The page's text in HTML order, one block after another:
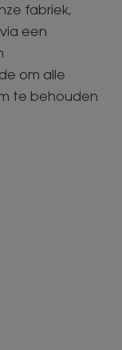
fabriek,
een
om alle
te behouden